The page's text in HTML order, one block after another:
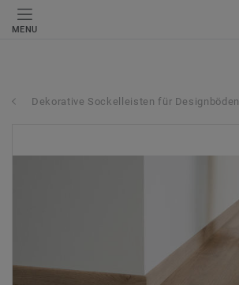
MENU
Dekorative Sockelleisten für Designböden